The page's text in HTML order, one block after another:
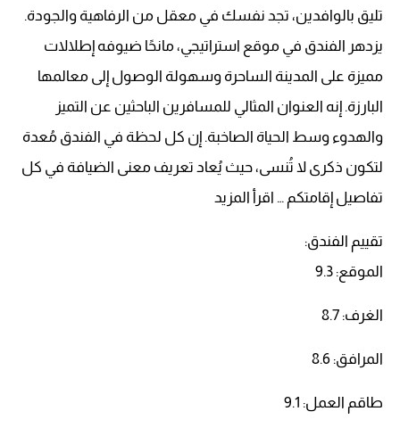
تليق بالوافدين، تجد نفسك في معقل من الرفاهية والجودة.
يزدهر الفندق في موقع استراتيجي، مانحًا ضيوفه إطلالات
مميزة على المدينة الساحرة وسهولة الوصول إلى معالمها
البارزة. إنه العنوان المثالي للمسافرين الباحثين عن التميز
والهدوء وسط الحياة الصاخبة. إن كل لحظة في الفندق مُعدة
لتكون ذكرى لا تُنسى، حيث يُعاد تعريف معنى الضيافة في كل
تفاصيل إقامتكم … اقرأ المزيد
تقييم الفندق:
الموقع: 9.3
الغرف: 8.7
المرافق: 8.6
طاقم العمل: 9.1